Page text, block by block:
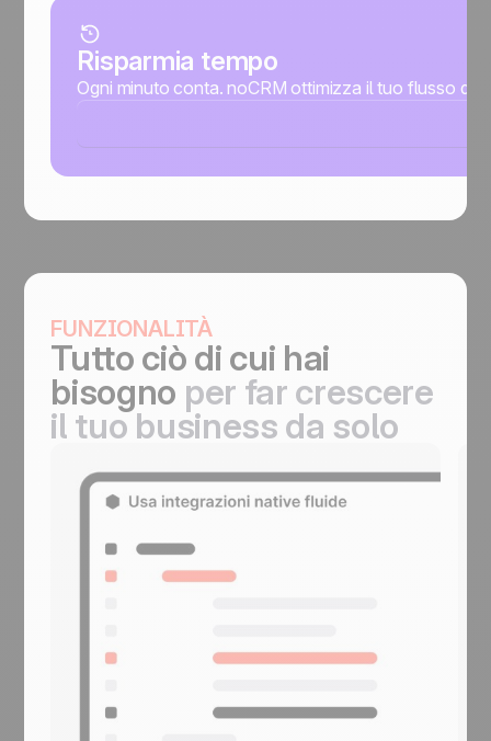
Risparmia tempo
Ogni minuto conta. noCRM ottimizza il tuo flusso di
FUNZIONALITÀ
Tutto ciò di cui hai
bisogno per far crescere
il tuo business da solo